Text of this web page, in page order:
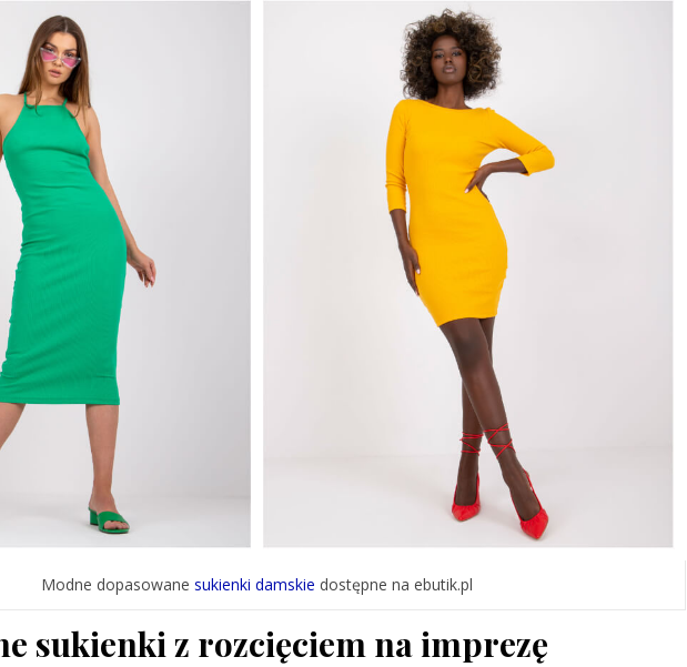
Modne dopasowane sukienki damskie dostępne na ebutik.pl
sukienki z rozcięciem na imprezę